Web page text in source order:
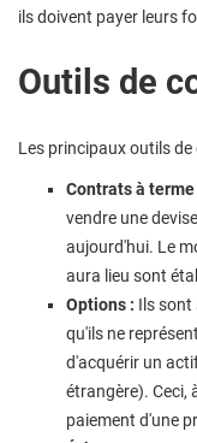
ils doivent payer leurs
Outils de
Les principaux outils
Contrats à terme
vendre une
aujourd'hui. Le
aura lieu sont
Options : Ils sont
qu'ils ne
d'acquérir un
étrangère). Ceci,
paiement d'une